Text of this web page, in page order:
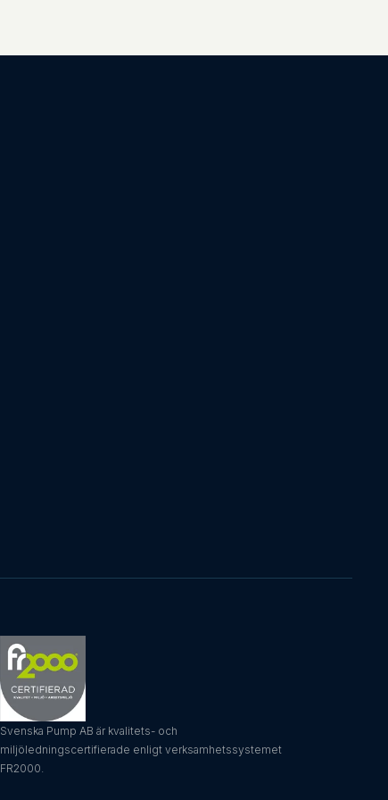
Svenska Pump AB är kvalitets- och
miljöledningscertifierade enligt verksamhetssystemet
FR2000.